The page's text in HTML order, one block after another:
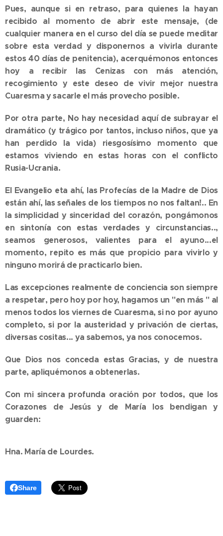
Pues, aunque si en retraso, para quienes la hayan
recibido al momento de abrir este mensaje, (de
cualquier manera en el curso del día se puede meditar
sobre esta verdad y disponernos a vivirla durante
estos 40 días de penitencia), acerquémonos entonces
hoy a recibir las Cenizas con más atención,
recogimiento y este deseo de vivir mejor nuestra
Cuaresma y sacarle el más provecho posible.
Por otra parte, No hay necesidad aquí de subrayar el
dramático (y trágico por tantos, incluso niños, que ya
han perdido la vida) riesgosísimo momento que
estamos viviendo en estas horas con el conflicto
Rusia-Ucrania.
El Evangelio eta ahí, las Profecías de la Madre de Dios
están ahí, las señales de los tiempos no nos faltan!.. En
la simplicidad y sinceridad del corazón, pongámonos
en sintonía con estas verdades y circunstancias..,
seamos generosos, valientes para el ayuno...el
momento, repito es más que propicio para vivirlo y
ninguno morirá de practicarlo bien.
Las excepciones realmente de conciencia son siempre
a respetar, pero hoy por hoy, hagamos un "en más " al
menos todos los viernes de Cuaresma, si no por ayuno
completo, si por la austeridad y privación de ciertas,
diversas cositas... ya sabemos, ya nos conocemos.
Que Dios nos conceda estas Gracias, y de nuestra
parte, apliquémonos a obtenerlas.
Con mi sincera profunda oración por todos, que los
Corazones de Jesús y de María los bendigan y
guarden:
Hna. María de Lourdes.
Share